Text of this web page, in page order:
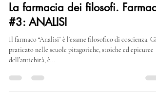
Spazio Filosofante
8 mar 2023
Tempo di lettura: 3 min
La farmacia dei filosofi. Farmaco
#3: ANALISI
Il farmaco “Analisi” è l’esame filosofico di coscienza. Già